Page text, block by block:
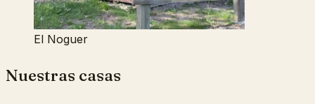
El Noguer
Nuestras casas